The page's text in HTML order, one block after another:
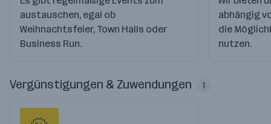
austauschen, egal ob
Weihnachtsfeier, Town Halls oder
Business Run.
abhängig
die
nutzen.
Vergünstigungen & Zuwendungen 1